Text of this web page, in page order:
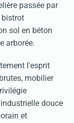
passée par
bistrot
sol en béton
arborée.
l'esprit
mobilier
douce
et